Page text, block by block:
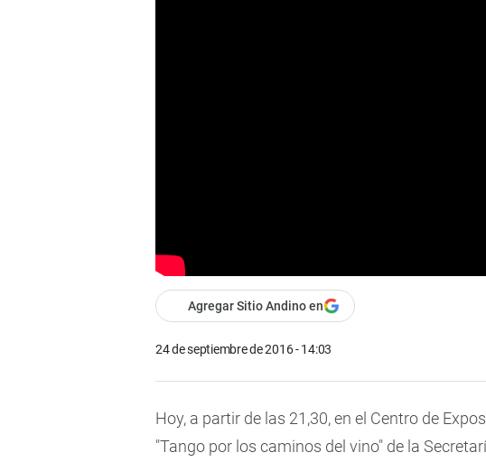
Agregar Sitio Andino en
24 de septiembre de 2016 - 14:03
Hoy, a partir de las 21,30, en el Centro de
"Tango por los caminos del vino" de la